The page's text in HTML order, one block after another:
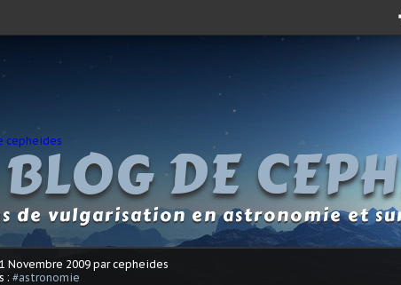
DE
de vulgarisation en astronomie et
Novembre 2009par cepheides
: #astronomie